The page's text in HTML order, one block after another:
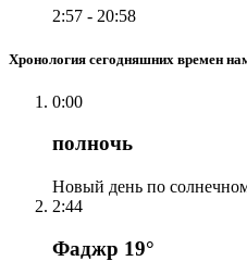
2:57 - 20:58
Хронология сегодняшних времен
0:00
полночь
2:44
Фаджр 19°